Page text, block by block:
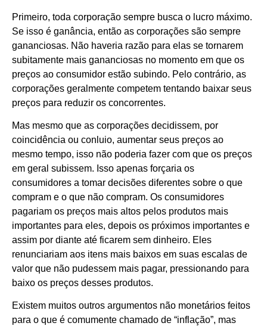
Primeiro, toda corporação sempre busca o lucro máximo.
Se isso é ganância, então as corporações são sempre
gananciosas. Não haveria razão para elas se tornarem
subitamente mais gananciosas no momento em que os
preços ao consumidor estão subindo. Pelo contrário, as
corporações geralmente competem tentando baixar seus
preços para reduzir os concorrentes.
Mas mesmo que as corporações decidissem, por
coincidência ou conluio, aumentar seus preços ao
mesmo tempo, isso não poderia fazer com que os preços
em geral subissem. Isso apenas forçaria os
consumidores a tomar decisões diferentes sobre o que
compram e o que não compram. Os consumidores
pagariam os preços mais altos pelos produtos mais
importantes para eles, depois os próximos importantes e
assim por diante até ficarem sem dinheiro. Eles
renunciariam aos itens mais baixos em suas escalas de
valor que não pudessem mais pagar, pressionando para
baixo os preços desses produtos.
Existem muitos outros argumentos não monetários feitos
para o que é comumente chamado de “inflação”, mas